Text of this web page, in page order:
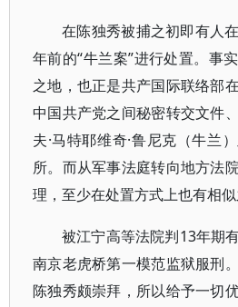
在陈独秀被捕之初即有人
年前的“牛兰案”进行处置。事
之地，也正是共产国际联络部
中国共产党之间秘密转交文件
夫·马特耶维奇·鲁尼克（牛兰
所。而从军事法庭转向地方法
理，至少在处置方式上也有相似
被江宁高等法院判13年期
南京老虎桥第一模范监狱服刑
陈独秀颇崇拜，所以给予一切